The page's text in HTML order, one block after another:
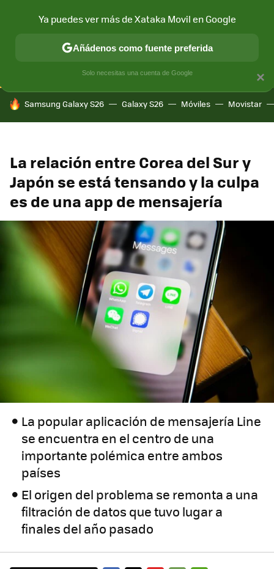
CONECTIVIDAD MÓVIL Y SOCIEDAD APLICACIONES
HOY SE HABLA DE
Samsung Galaxy S26 Galaxy S26 Móviles Movistar
La relación entre Corea del Sur y
Japón se está tensando y la culpa
es de una app de mensajería
La popular aplicación de mensajería Line
se encuentra en el centro de una
importante polémica entre ambos
países
El origen del problema se remonta a una
filtración de datos que tuvo lugar a
finales del año pasado
×
Ya puedes ver más de Xataka Movil en Google
Añádenos como fuente preferida
Solo necesitas una cuenta de Google